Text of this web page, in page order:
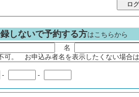
しないで予約する方はこちらから
名
可。 お申込み者名を表示したくない場合
- -